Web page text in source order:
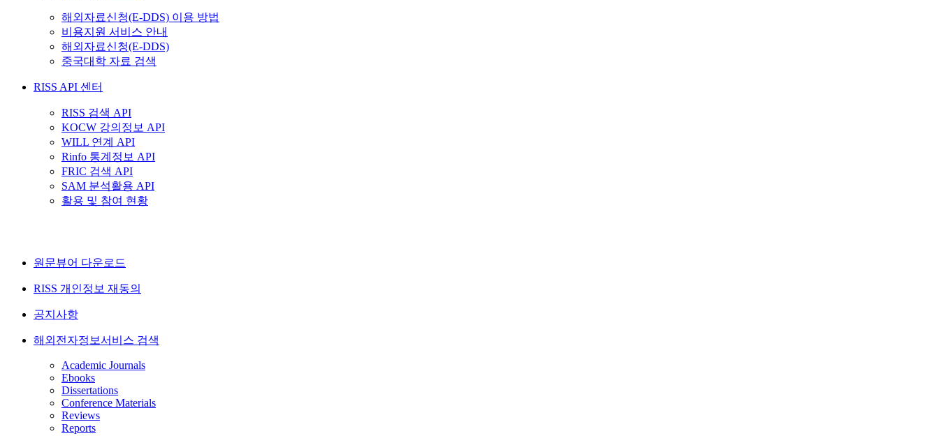
해외자료신청(E-DDS) 이용 방법
비용지원 서비스 안내
해외자료신청(E-DDS)
중국대학 자료 검색
RISS API 센터
RISS 검색 API
KOCW 강의정보 API
WILL 연계 API
Rinfo 통계정보 API
FRIC 검색 API
SAM 분석활용 API
활용 및 참여 현황
원문뷰어 다운로드
RISS 개인정보 재동의
공지사항
해외전자정보서비스 검색
Academic Journals
Ebooks
Dissertations
Conference Materials
Reviews
Reports